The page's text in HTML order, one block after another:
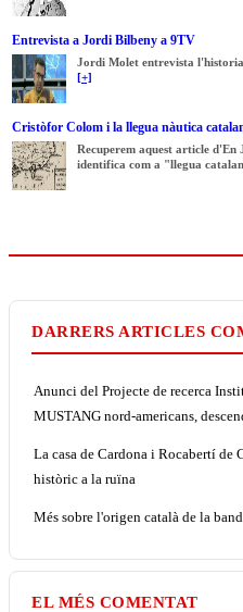
Entrevista a Jordi Bilbeny a 9TV
Jordi Molet entrevista
[+]
Cristòfor Colom i la llegua nàutica
Recuperem aquest article
identifica com a "llegua
DARRERS ARTICLES
Anunci del Projecte de recerca
MUSTANG nord-americans,
La casa de Cardona i Rocabertí de
històric a la ruïna
Més sobre l'origen català de la
EL MÉS COMENTAT